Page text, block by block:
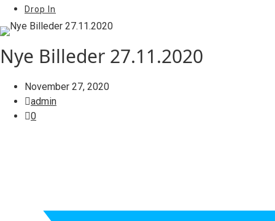
Drop In
Nye Billeder 27.11.2020
November 27, 2020
admin
0